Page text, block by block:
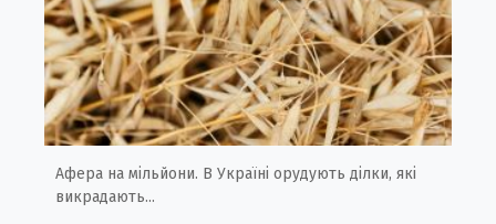
Афера на мільйони. В Україні орудують ділки, які
викрадають...